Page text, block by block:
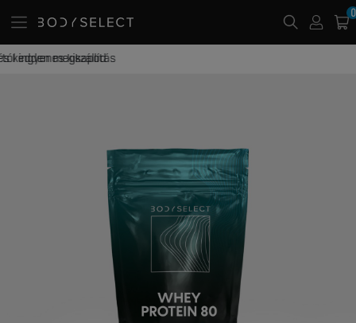
20 000 Ft -tól ingyenes kiszállítás
0